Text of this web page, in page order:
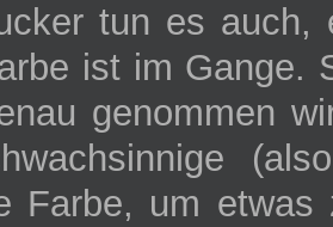
tun es auch,
ist im Gange.
genommen
Farbe, um